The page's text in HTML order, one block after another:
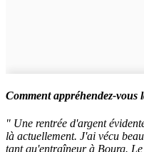
Comment appréhendez-vous
" Une rentrée d'argent
là actuellement. J'ai vécu
tant qu'entraîneur à Bourg.